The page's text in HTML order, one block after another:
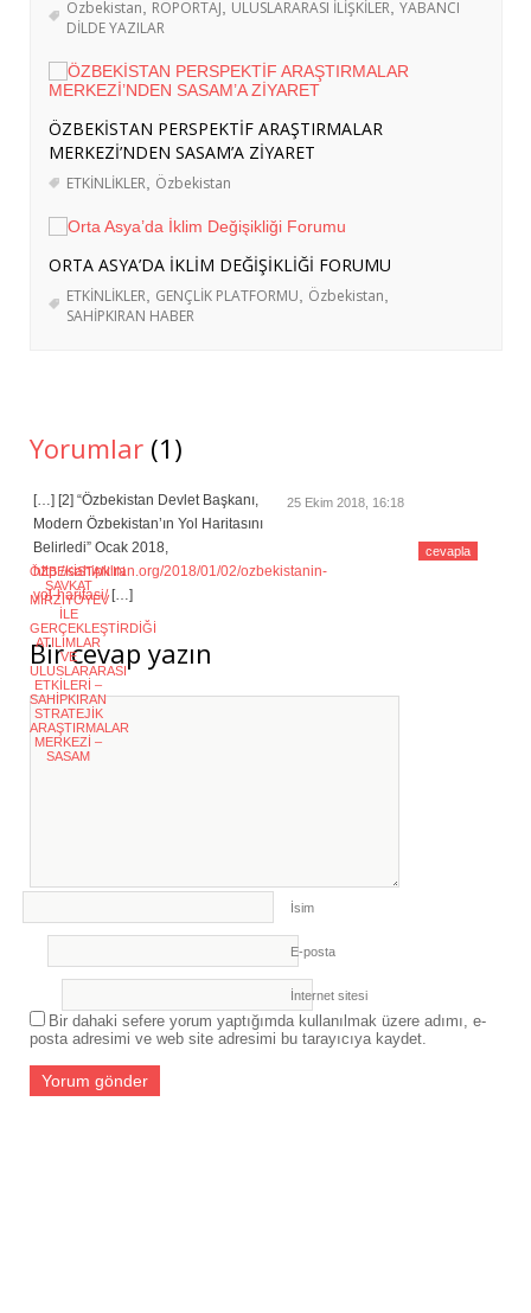
ORTAKLIĞA
- 4 Ağustos 2026
ERASMUS+ PROJEMİZ KAPSAMINDA
BERLİN’E KURS VE İŞBAŞI GÖZLEM
HAREKETLİLİKLERİ DÜZENLENDİ- 3
Ağustos 2026
ERASMUS+ PROJEMİZ KAPSAMINDA
ALMANYA’YA İŞBAŞI GÖZLEM
Ağustos 2026
İRAN’A YÖNELİK OLASI BİR KARA
ABD-İRAN GERİLİMİ: SAVAŞ ÖNCESİ
BÖLGESEL HAZIRLIKLAR, STRATEJİK
HEDEFLER VE GELECEK PROJEKSİYONU
29 Temmuz 2026
Özbekistan RÖPORTAJ ULUSLARARASI İLİŞKİLER YABANCI
DİLDE YAZILAR
ÖZBEKİSTAN PERSPEKTİF ARAŞTIRMALAR
MERKEZİ’NDEN SASAM’A ZİYARET
ETKİNLİKLER Özbekistan
ORTA ASYA’DA İKLIM DEĞIŞIKLIĞI FORUMU
ETKİNLİKLER GENÇLİK PLATFORMU Özbekistan
SAHİPKIRAN HABER
Yorumlar (1)
ÖZBEKİSTAN’IN
ŞAVKAT
MİRZİYOYEV
İLE
GERÇEKLEŞTİRDİĞİ
ATILIMLAR
VE
ULUSLARARASI
ETKİLERİ –
SAHIPKIRAN
STRATEJIK
ARAŞTIRMALAR
MERKEZI –
SASAM
25 Ekim 2018, 16:18
[…] [2] “Özbekistan Devlet Başkanı,
Modern Özbekistan’ın Yol Haritasını
Belirledi” Ocak 2018,
http://sahipkiran.org/2018/01/02/ozbekistanin-
yol-haritasi/[…]
cevapla
Bir cevap yazın
İsim
E-posta
İnternet sitesi
Bir dahaki sefere yorum yaptığımda kullanılmak üzere adımı, e-
posta adresimi ve web site adresimi bu tarayıcıya kaydet.